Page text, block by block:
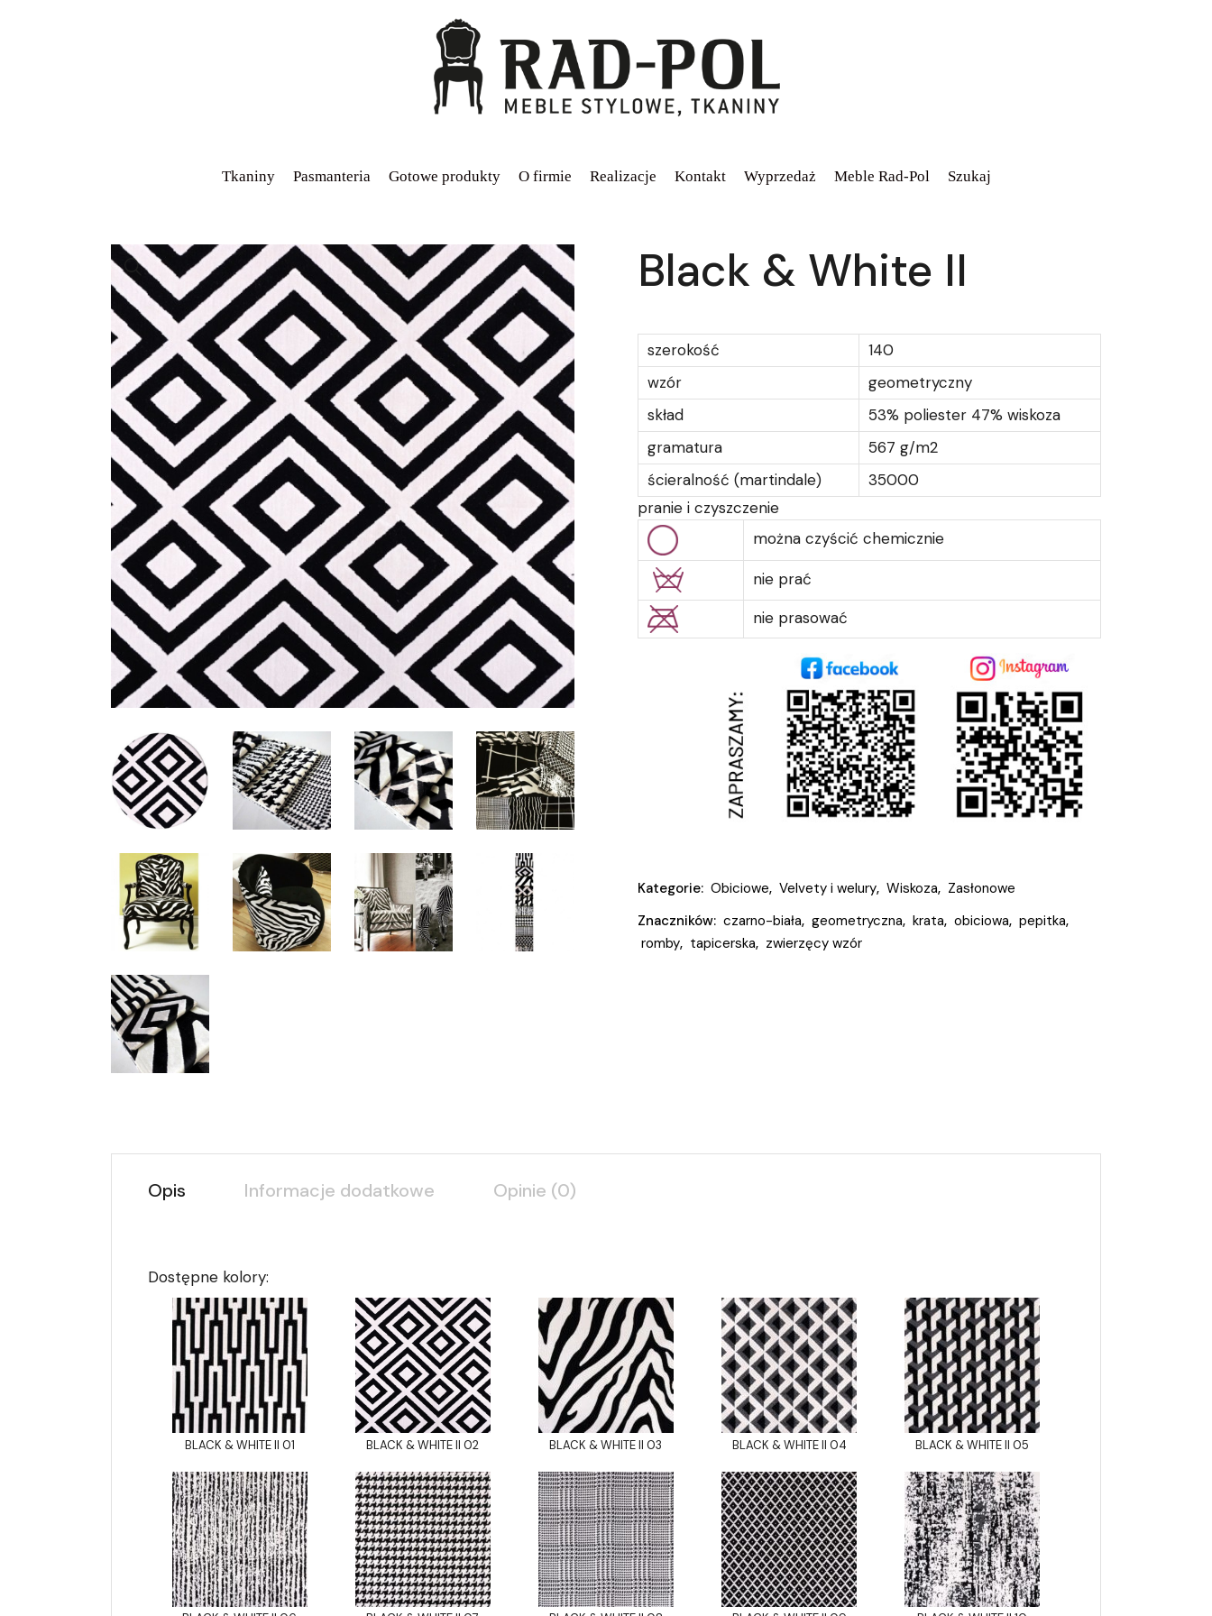
Tkaniny Pasmanteria Gotowe produkty O firmie Realizacje Kontakt Wyprzedaż Meble Rad-Pol Szukaj
Black & White II
szerokość
140
wzór
geometryczny
skład
53% poliester 47% wiskoza
gramatura
567 g/m2
ścieralność (martindale)
35000
pranie i czyszczenie
można czyścić chemicznie
nie prać
nie prasować
Kategorie: Obiciowe, Velvety i welury, Wiskoza, Zasłonowe
Znaczników: czarno-biała, geometryczna, krata, obiciowa, pepitka,
romby, tapicerska, zwierzęcy wzór
Opis Informacje dodatkowe Opinie (0)
Dostępne kolory:
BLACK & WHITE II 01 BLACK & WHITE II 02 BLACK & WHITE II 03 BLACK & WHITE II 04 BLACK & WHITE II 05